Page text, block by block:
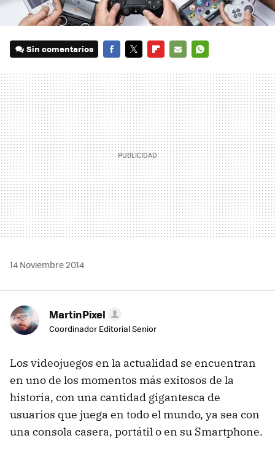
Sin comentarios
MAIL
14 Noviembre 2014
MartinPixel
Coordinador Editorial Senior
Los videojuegos en la actualidad se encuentran
en uno de los momentos más exitosos de la
historia, con una cantidad gigantesca de
usuarios que juega en todo el mundo, ya sea con
una consola casera, portátil o en su Smartphone.